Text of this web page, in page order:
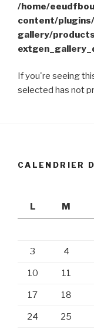
/home/
content/
gallery/
If you're seeing
selected has not
CALENDRIER
L
M
3 4
10 11
17 18
24 25